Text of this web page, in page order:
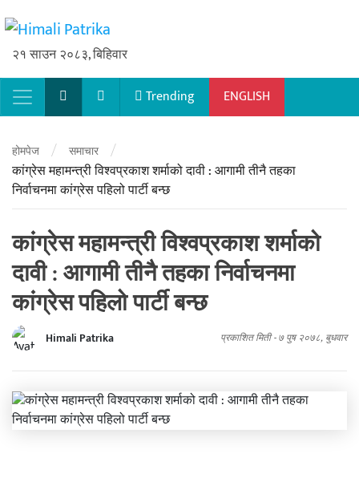
२१ साउन २०८३, बिहिवार
Main Navigation
Trending ENGLISH
होमपेज / समाचार /
कांग्रेस महामन्त्री विश्वप्रकाश शर्माको दावी : आगामी तीनै तहका
निर्वाचनमा कांग्रेस पहिलो पार्टी बन्छ
कांग्रेस महामन्त्री विश्वप्रकाश शर्माको
दावी : आगामी तीनै तहका निर्वाचनमा
कांग्रेस पहिलो पार्टी बन्छ
Himali Patrika प्रकाशित मिती - ७ पुष २०७८, बुधवार